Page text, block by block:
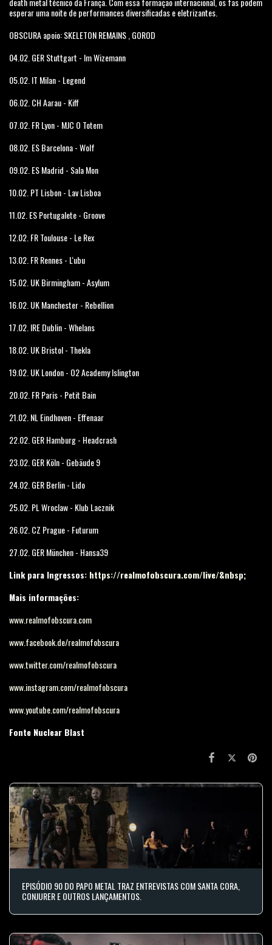
esperar uma noite de performances diversificadas e eletrizantes.
OBSCURA apoio: SKELETON REMAINS , GOROD
04.02. GER Stuttgart - Im Wizemann
05.02. IT Milan - Legend
06.02. CH Aarau - Kiff
07.02. FR Lyon - MJC O Totem
08.02. ES Barcelona - Wolf
09.02. ES Madrid - Sala Mon
10.02. PT Lisbon - Lav Lisboa
11.02. ES Portugalete - Groove
12.02. FR Toulouse - Le Rex
13.02. FR Rennes - L‘ubu
15.02. UK Birmingham - Asylum
16.02. UK Manchester - Rebellion
17.02. IRE Dublin - Whelans
18.02. UK Bristol - Thekla
19.02. UK London - O2 Academy Islington
20.02. FR Paris - Petit Bain
21.02. NL Eindhoven - Effenaar
22.02. GER Hamburg - Headcrash
23.02. GER Köln - Gebäude 9
24.02. GER Berlin - Lido
25.02. PL Wroclaw - Klub Lacznik
26.02. CZ Prague - Futurum
27.02. GER München - Hansa39
Link para Ingressos: https://realmofobscura.com/live/&nbsp;
Mais informações:
www.realmofobscura.com
www.facebook.de/realmofobscura
www.twitter.com/realmofobscura
www.instagram.com/realmofobscura
www.youtube.com/realmofobscura
Fonte Nuclear Blast
EPISÓDIO 90 DO PAPO METAL TRAZ ENTREVISTAS COM SANTA CORA,
CONJURER E OUTROS LANÇAMENTOS.